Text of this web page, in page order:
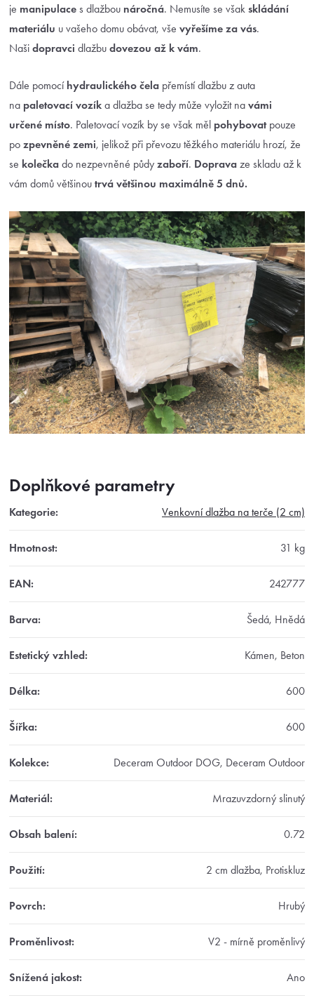
je manipulace s dlažbou náročná. Nemusíte se však skládání
materiálu u vašeho domu obávat, vše vyřešíme za vás.
Naši dopravci dlažbu dovezou až k vám.
Dále pomocí hydraulického čela přemístí dlažbu z auta
na paletovací vozík a dlažba se tedy může vyložit na vámi
určené místo. Paletovací vozík by se však měl pohybovatpouze
po zpevněné zemi, jelikož při převozu těžkého materiálu hrozí, že
se kolečka do nezpevněné půdy zaboří. Doprava ze skladu až k
vám domů většinou trvá většinou maximálně 5 dnů.
Doplňkové parametry
Kategorie: Venkovní dlažba na terče (2 cm)
Hmotnost: 31 kg
EAN: 242777
Barva: Šedá, Hnědá
Estetický vzhled: Kámen, Beton
Délka: 600
Šířka: 600
Kolekce: Deceram Outdoor DOG, Deceram Outdoor
Materiál: Mrazuvzdorný slinutý
Obsah balení: 0.72
Použití: 2 cm dlažba, Protiskluz
Povrch: Hrubý
Proměnlivost: V2 - mírně proměnlivý
Snížená jakost: Ano